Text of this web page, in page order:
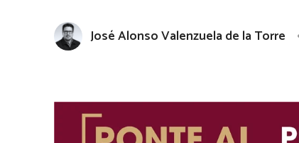
José Alonso Valenzuela de la Torre